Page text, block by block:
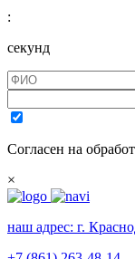
:
секунд
Согласен на
×
наш адрес: г.